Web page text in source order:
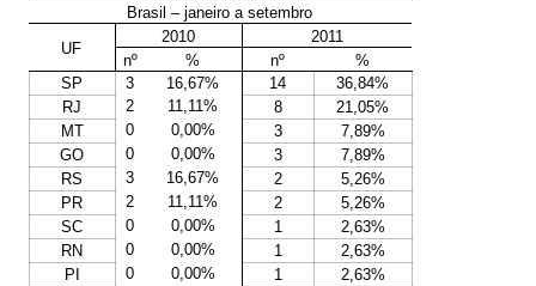
Brasil – janeiro a setembro
UF
2010
2011
nº
% nº
%
SP
3 16,67% 14
36,84%
RJ
2 11,11% 8
21,05%
MT
0 0,00% 3
7,89%
GO
0 0,00% 3
7,89%
RS
3 16,67% 2
5,26%
PR
2 11,11% 2
5,26%
SC
0 0,00% 1
2,63%
RN
0 0,00% 1
2,63%
PI
0 0,00% 1
2,63%